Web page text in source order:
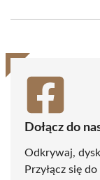
(Twitter)
Dołącz do
Odkrywaj,
Przyłącz się